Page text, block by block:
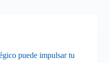
puede impulsar tu